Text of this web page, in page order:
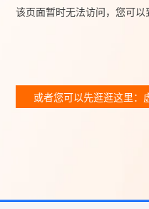
该页面暂时无法访问，您可
或者您可以先逛逛这里：